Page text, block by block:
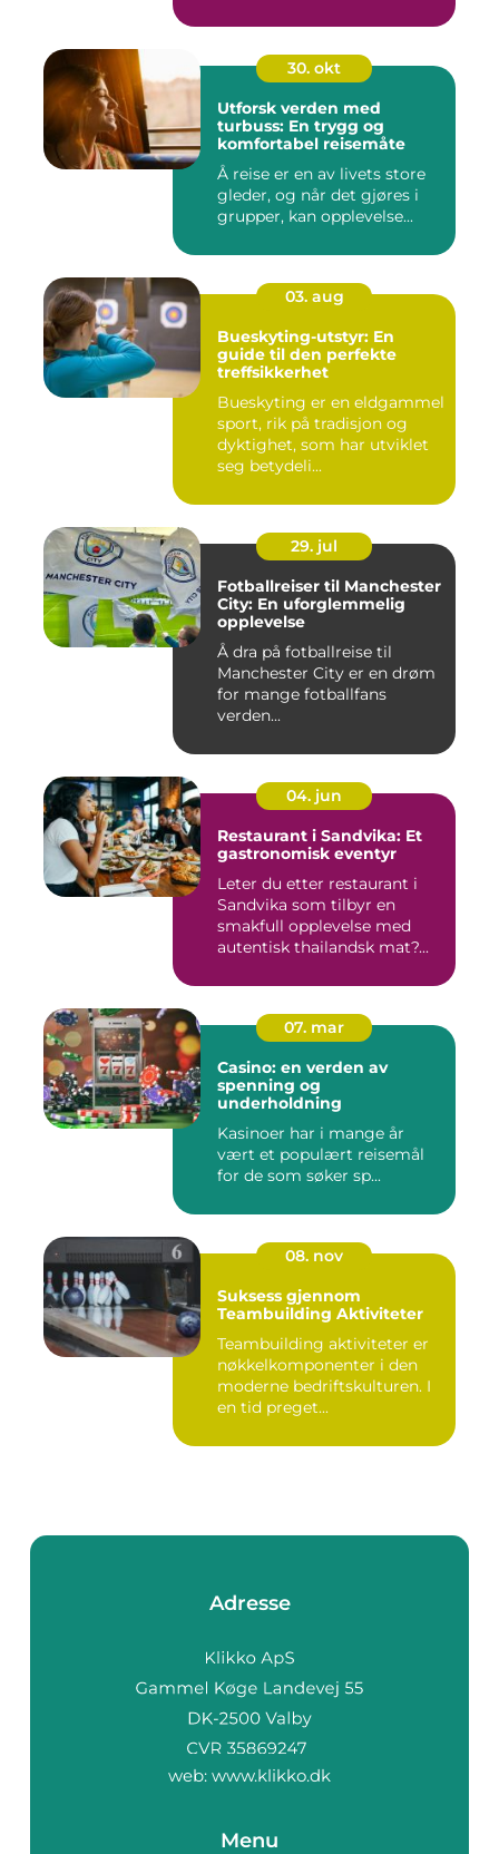
30. okt
Utforsk verden med
turbuss: En trygg og
komfortabel reisemåte
Å reise er en av livets store
gleder, og når det gjøres i
grupper, kan opplevelse...
03. aug
Bueskyting-utstyr: En
guide til den perfekte
treffsikkerhet
Bueskyting er en eldgammel
sport, rik på tradisjon og
dyktighet, som har utviklet
seg betydeli...
29. jul
Fotballreiser til Manchester
City: En uforglemmelig
opplevelse
Å dra på fotballreise til
Manchester City er en drøm
for mange fotballfans
verden...
04. jun
Restaurant i Sandvika: Et
gastronomisk eventyr
Leter du etter restaurant i
Sandvika som tilbyr en
smakfull opplevelse med
autentisk thailandsk mat?...
07. mar
Casino: en verden av
spenning og
underholdning
Kasinoer har i mange år
vært et populært reisemål
for de som søker sp...
08. nov
Suksess gjennom
Teambuilding Aktiviteter
Teambuilding aktiviteter er
nøkkelkomponenter i den
moderne bedriftskulturen. I
en tid preget...
Adresse
web: www.klikko.dk
Menu